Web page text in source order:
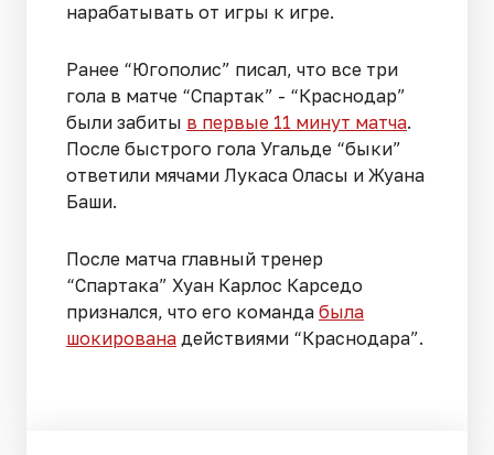
нарабатывать от игры к игре.
Ранее “Югополис” писал, что все три
гола в матче “Спартак” - “Краснодар”
были забиты в первые 11 минут матча.
После быстрого гола Угальде “быки”
ответили мячами Лукаса Оласы и Жуана
Баши.
После матча главный тренер
“Спартака” Хуан Карлос Карседо
признался, что его команда была
шокирована действиями “Краснодара”.